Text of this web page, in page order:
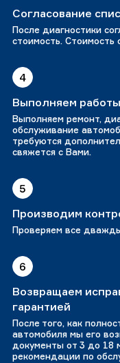
Согласование
После диагностики
стоимость. Стоимость
4
Выполняем работы
Выполняем ремонт,
обслуживание
требуются
свяжется с Вами.
5
Производим
Проверяем все
6
Возвращаем
гарантией
После того, как
автомобиля мы его
документы от 3 до 18
рекомендации по